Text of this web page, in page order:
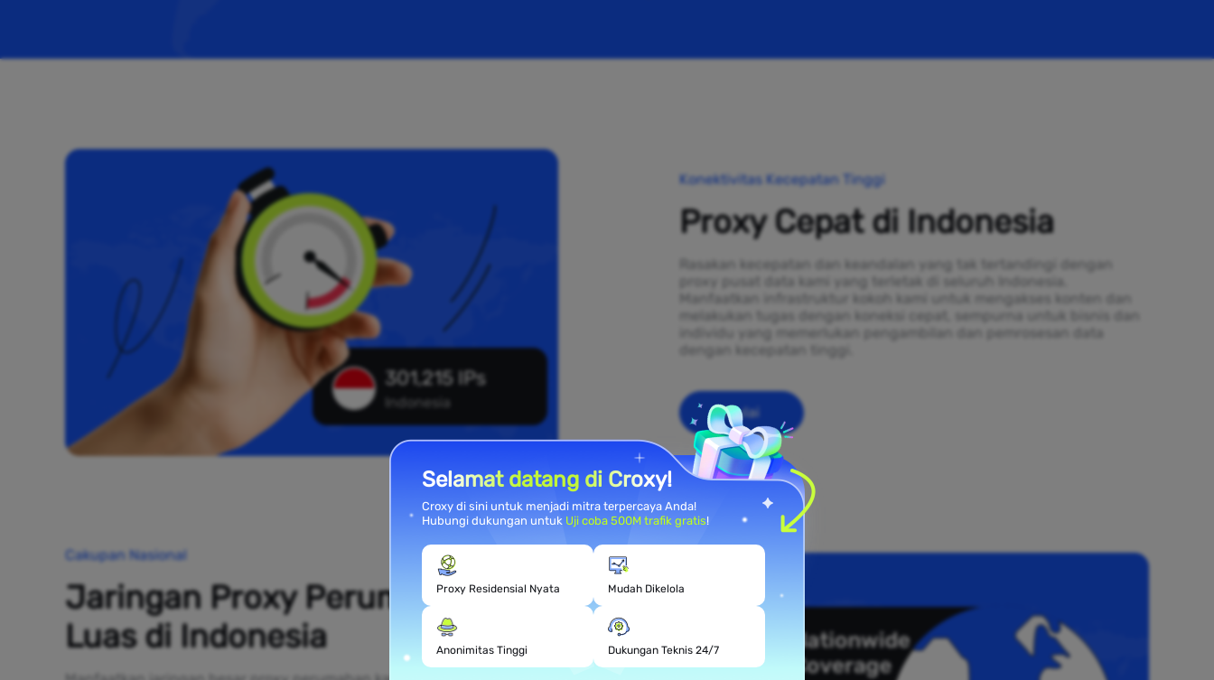
301,215 IPs
Indonesia
Konektivitas Kecepatan Tinggi
Proxy Cepat di Indonesia
Rasakan kecepatan dan keandalan yang tak tertandingi dengan
proxy pusat data kami yang terletak di seluruh Indonesia.
Manfaatkan infrastruktur kokoh kami untuk mengakses konten dan
melakukan tugas dengan koneksi cepat, sempurna untuk bisnis dan
individu yang memerlukan pengambilan dan pemrosesan data
dengan kecepatan tinggi.
Mulai
Cakupan Nasional
Jaringan Proxy Perumahan
Luas di Indonesia
Selamat datang di Croxy!
Croxy di sini untuk menjadi mitra terpercaya Anda!
Hubungi dukungan untuk Uji coba 500M trafik gratis!
Proxy Residensial Nyata Mudah Dikelola
Anonimitas Tinggi Dukungan Teknis 24/7